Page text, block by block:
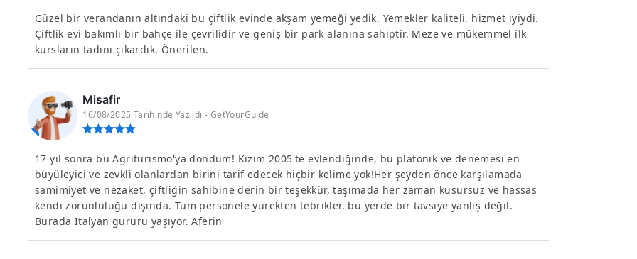
Güzel bir verandanın altındaki bu çiftlik evinde akşam yemeği yedik. Yemekler kaliteli, hizmet iyiydi.
Çiftlik evi bakımlı bir bahçe ile çevrilidir ve geniş bir park alanına sahiptir. Meze ve mükemmel ilk
kursların tadını çıkardık. Önerilen.
Misafir
16/08/2025 Tarihinde Yazıldı - GetYourGuide
17 yıl sonra bu Agriturismo'ya döndüm! Kızım 2005'te evlendiğinde, bu platonik ve denemesi en
büyüleyici ve zevkli olanlardan birini tarif edecek hiçbir kelime yok!Her şeyden önce karşılamada
samimiyet ve nezaket, çiftliğin sahibine derin bir teşekkür, taşımada her zaman kusursuz ve hassas
kendi zorunluluğu dışında. Tüm personele yürekten tebrikler. bu yerde bir tavsiye yanlış değil.
Burada İtalyan gururu yaşıyor. Aferin